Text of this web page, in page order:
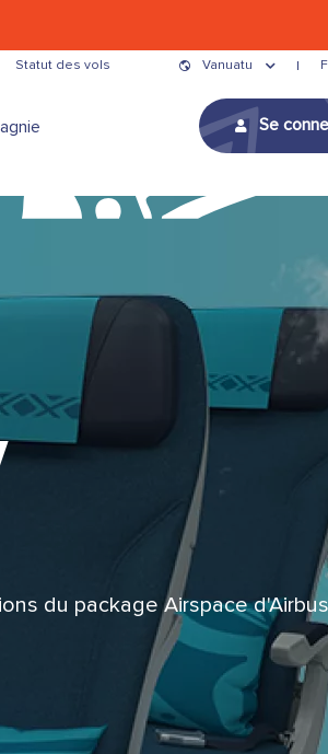
Statut des vols Vanuatu
Se
du package Airspace